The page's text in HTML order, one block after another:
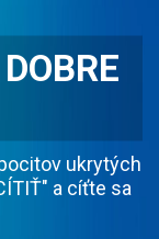
ukrytých
a cíťte sa